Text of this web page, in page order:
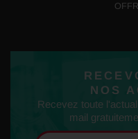
NOS
Recevez toute
mail